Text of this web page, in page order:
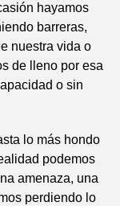
hayamos
barreras,
nuestra vida o
de lleno por esa
o sin
lo más hondo
podemos
amenaza, una
perdiendo lo